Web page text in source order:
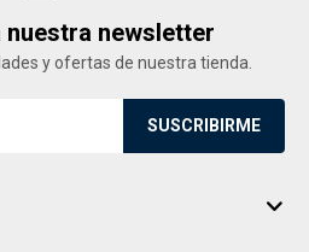
nuestra newsletter
y ofertas de nuestra tienda.
SUSCRIBIRME